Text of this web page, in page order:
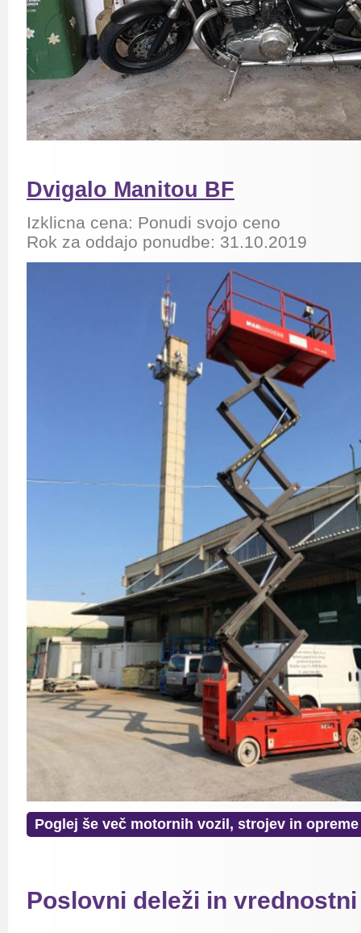
Dvigalo Manitou BF
Izklicna cena: Ponudi svojo ceno
Rok za oddajo ponudbe: 31.10.2019
Poglej še več motornih vozil, strojev in opreme
Poslovni deleži in